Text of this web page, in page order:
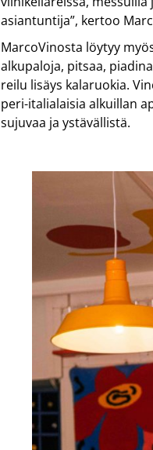
asiantuntija”, kertoo
MarcoVinosta löytyy
alkupaloja, pitsaa,
reilu lisäys kalaruokia.
peri-italialaisia alkuillan
sujuvaa ja ystävällistä.